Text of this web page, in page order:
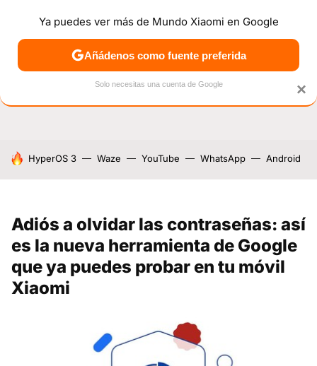
NOTICIAS MÓVILES TUTORIALES OFERTAS
HOY SE HABLA DE
HyperOS 3 Waze YouTube WhatsApp Android
Adiós a olvidar las contraseñas: así
es la nueva herramienta de Google
que ya puedes probar en tu móvil
Xiaomi
×
Ya puedes ver más de Mundo Xiaomi en Google
Añádenos como fuente preferida
Solo necesitas una cuenta de Google